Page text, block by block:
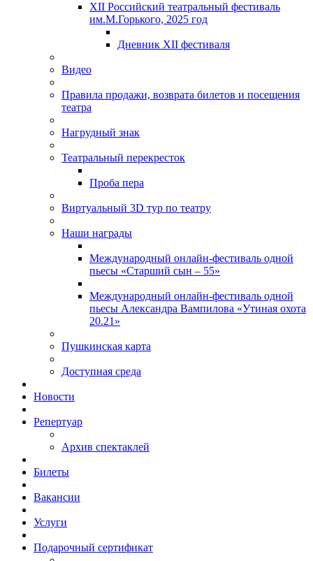
XII Российский театральный фестиваль
им.М.Горького, 2025 год
Дневник XII фестиваля
Видео
Правила продажи, возврата билетов и посещения
театра
Нагрудный знак
Театральный перекресток
Проба пера
Виртуальный 3D тур по театру
Наши награды
Международный онлайн-фестиваль одной
пьесы «Старший сын – 55»
Международный онлайн-фестиваль одной
пьесы Александра Вампилова «Утиная охота
20.21»
Пушкинская карта
Доступная среда
Новости
Репертуар
Архив спектаклей
Билеты
Вакансии
Услуги
Подарочный сертификат